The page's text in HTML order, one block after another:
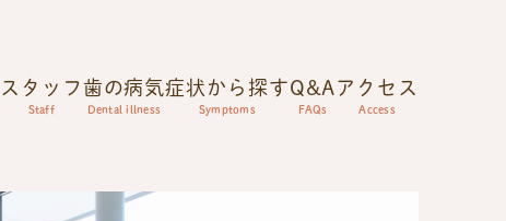
スタッフ
Staff
歯の病気
Dental illness
症状から探す
Symptoms
Q&A
FAQs
アクセス
Access